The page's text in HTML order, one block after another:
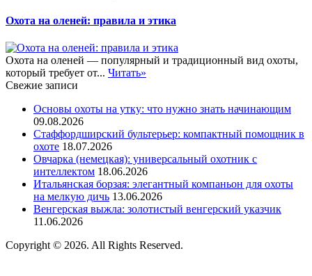
Охота на оленей: правила и этика
Охота на оленей — популярный и традиционный вид охоты,
который требует от... Читать»
Свежие записи
Основы охоты на утку: что нужно знать начинающим
09.08.2026
Стаффордширский бультерьер: компактный помощник в
охоте 18.07.2026
Овчарка (немецкая): универсальный охотник с
интеллектом 18.06.2026
Итальянская борзая: элегантный компаньон для охоты
на мелкую дичь 13.06.2026
Венгерская выжла: золотистый венгерский указчик
11.06.2026
Copyright © 2026. All Rights Reserved.